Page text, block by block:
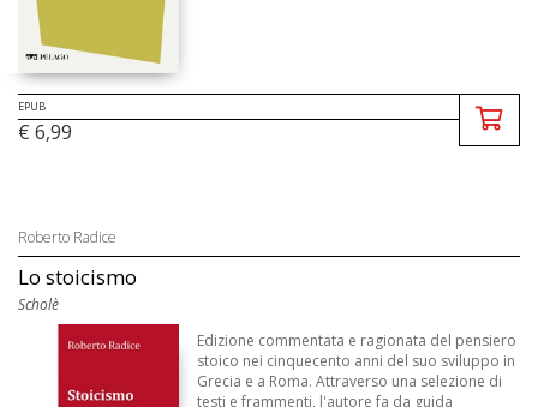
EPUB
€ 6,99
Roberto Radice
Lo stoicismo
Scholè
Edizione commentata e ragionata del pensiero
stoico nei cinquecento anni del suo sviluppo in
Grecia e a Roma. Attraverso una selezione di
testi e frammenti, l'autore fa da guida